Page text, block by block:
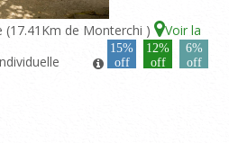
de Monterchi )
Voir la
15%
off
12%
off
6%
off